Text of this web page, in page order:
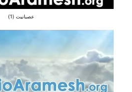
عصبانیت (1)